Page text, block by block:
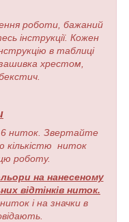
роботи, бажаний
інструкції. Кожен
в таблиці
хрестом,
6 ниток. Звертайте
кількістю ниток
роботу.
на нанесеному
відтінків ниток.
і на значки в